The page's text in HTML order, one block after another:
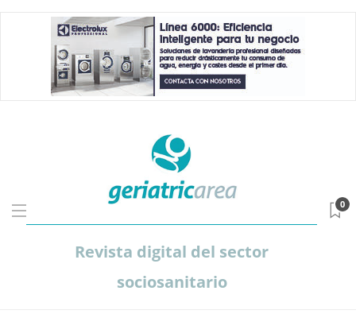
Revista digital del sector
sociosanitario
0